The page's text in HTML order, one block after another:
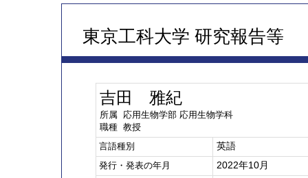
東京工科大学 研究報告等
吉田 雅紀
所属 応用生物学部 応用生物学科
職種 教授
言語種別
英語
発行・発表の年月 2022年10月